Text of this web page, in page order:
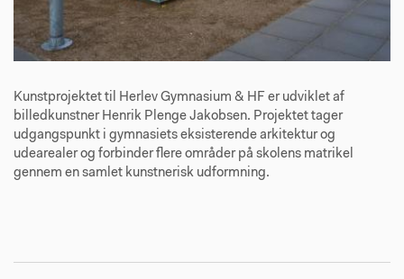
Kunstprojektet til Herlev Gymnasium & HF er udviklet af
billedkunstner Henrik Plenge Jakobsen. Projektet tager
udgangspunkt i gymnasiets eksisterende arkitektur og
udearealer og forbinder flere områder på skolens matrikel
gennem en samlet kunstnerisk udformning.